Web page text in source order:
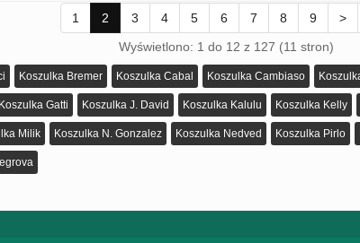
1 2 3 4 5 6 7 8 9 >
Wyświetlono: 1 do 12 z 127 (11 stron)
Koszulka Bremer Koszulka Cabal Koszulka Cambiaso
Koszulka Gatti Koszulka J. David Koszulka Kalulu Koszulka Kelly
Milik Koszulka N. Gonzalez Koszulka Nedved Koszulka Pirlo